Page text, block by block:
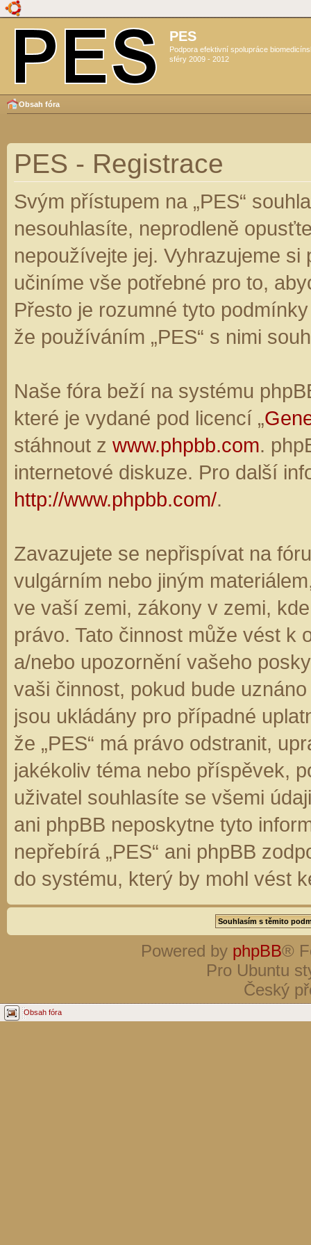
PES
Podpora efektivní spolupráce
sféry 2009 - 2012
Obsah fóra
PES - Registrace
Svým přístupem na „PES“
nesouhlasíte, neprodleně
nepoužívejte jej. Vyhrazujeme
učiníme vše potřebné pro to,
Přesto je rozumné tyto
že používáním „PES“ s nimi
Naše fóra beží na systému
které je vydané pod licencí „
stáhnout z www.phpbb.com.
internetové diskuze. Pro další
http://www.phpbb.com/.
Zavazujete se nepřispívat na
vulgárním nebo jiným
ve vaší zemi, zákony v zemi,
právo. Tato činnost může vést k
a/nebo upozornění vašeho
vaši činnost, pokud bude
jsou ukládány pro případné
že „PES“ má právo odstranit,
jakékoliv téma nebo příspěvek,
uživatel souhlasíte se všemi
ani phpBB neposkytne tyto
nepřebírá „PES“ ani phpBB
do systému, který by mohl vést
Powered by phpBB®
Pro Ubuntu
Český
Obsah fóra